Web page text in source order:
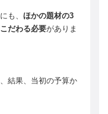
も、 ほかの題材の3
だわる必要がありま
結果、当初の予算か